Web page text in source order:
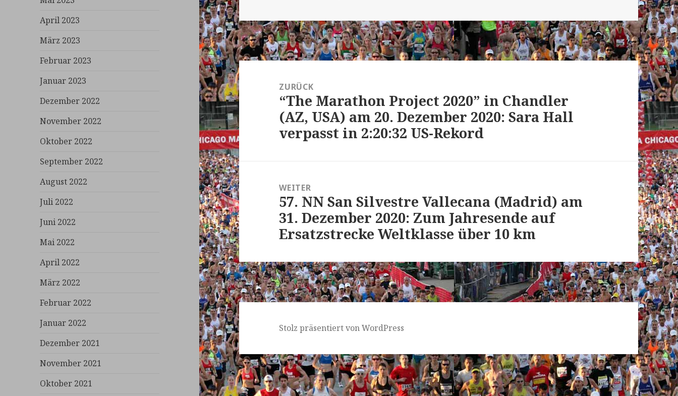
April 2023
März 2023
Februar 2023
Januar 2023
Dezember 2022
November 2022
Oktober 2022
September 2022
August 2022
Juli 2022
Juni 2022
Mai 2022
April 2022
März 2022
Februar 2022
Januar 2022
Dezember 2021
November 2021
Oktober 2021
Beitrags-
NavigationZURÜCK
Vorheriger
Beitrag:
“The Marathon Project 2020” in Chandler
(AZ, USA) am 20. Dezember 2020: Sara Hall
verpasst in 2:20:32 US-Rekord
WEITER
Nächster
Beitrag:
57. NN San Silvestre Vallecana (Madrid) am
31. Dezember 2020: Zum Jahresende auf
Ersatzstrecke Weltklasse über 10 km
Stolz präsentiert von WordPress